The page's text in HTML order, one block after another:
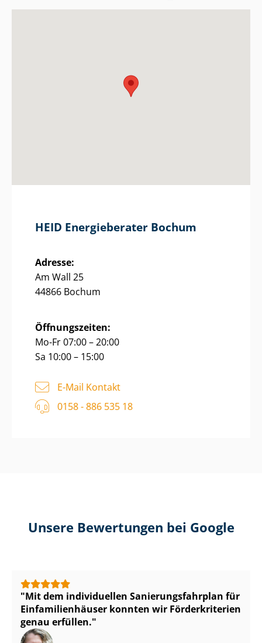
HEID Energieberater Bochum
Adresse:
Am Wall 25
44866 Bochum
Öffnungszeiten:
Mo-Fr 07:00 – 20:00
Sa 10:00 – 15:00
E-Mail Kontakt
0158 - 886 535 18
Unsere Bewertungen bei Google
Mit dem individuellen Sa­nie­rungs­fahr­plan für
Ein­fa­mi­li­en­häu­ser konnten wir Förderkriterien
genau erfüllen.